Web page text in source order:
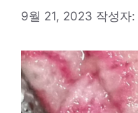
9월 21, 2023 작성자: